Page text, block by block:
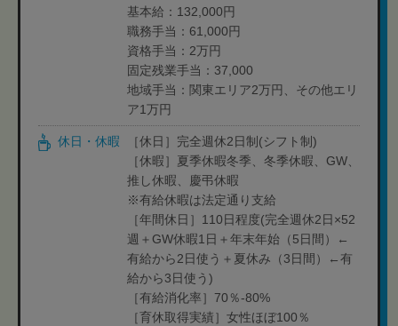
基本給：132,000円
職務手当：61,000円
資格手当：2万円
固定残業手当：37,000
地域手当：関東エリア2万円、その他エリ
ア1万円
休日・休暇
［休日］完全週休2日制(シフト制)
［休暇］夏季休暇冬季、冬季休暇、GW、
推し休暇、慶弔休暇
※有給休暇は法定通り支給
［年間休日］110日程度(完全週休2日×52
週＋GW休暇1日＋年末年始（5日間）←
有給から2日使う＋夏休み（3日間）←有
給から3日使う)
［有給消化率］70％-80%
［育休取得実績］女性ほぼ100％